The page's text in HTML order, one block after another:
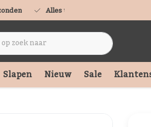
Alles uit voorraad leverbaar
Slapen Nieuw Sale